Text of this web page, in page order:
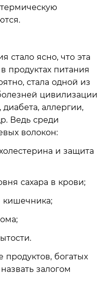
стало ясно, что эта
продуктах питания
стала одной из
цивилизации
аллергии,
Ведь среди
волокон:
и защита
сахара в крови;
кишечника;
продуктов, богатых
залогом